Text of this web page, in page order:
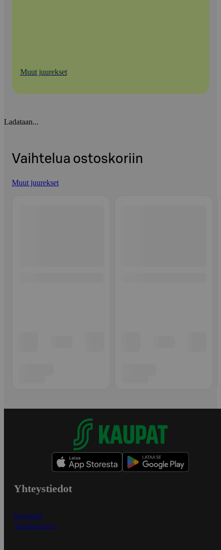
Muut juurekset
Ladataan...
Vaihtelua ostoskoriin
Muut juurekset
Yhteystiedot
Myymälät
Asiakaspalvelu